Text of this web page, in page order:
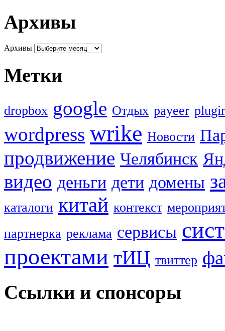
Архивы
Архивы
Метки
dropbox google Oтдых payeer
wordpress wrike Новости
продвижение Челябинск
видео деньги дети домены
каталоги китай контекст
партнерка реклама сервисы
проектами тИЦ твиттер
Ссылки и спонсоры